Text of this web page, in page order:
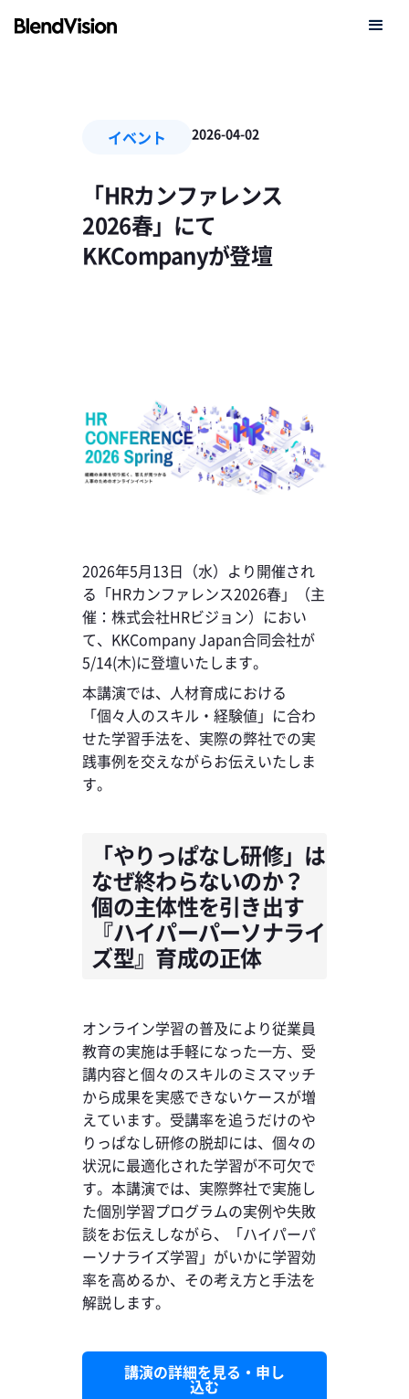
イベント 2026-04-02
「HRカンファレンス
2026春」にて
KKCompanyが登壇
2026年5月13日（水）より開催され
る「HRカンファレンス2026春」（主
催：株式会社HRビジョン）におい
て、KKCompany Japan合同会社が
5/14(木)に登壇いたします。
本講演では、人材育成における
「個々人のスキル・経験値」に合わ
せた学習手法を、実際の弊社での実
践事例を交えながらお伝えいたしま
す。
「やりっぱなし研修」は
なぜ終わらないのか？
個の主体性を引き出す
『ハイパーパーソナライ
ズ型』育成の正体
オンライン学習の普及により従業員
教育の実施は手軽になった一方、受
講内容と個々のスキルのミスマッチ
から成果を実感できないケースが増
えています。受講率を追うだけのや
りっぱなし研修の脱却には、個々の
状況に最適化された学習が不可欠で
す。本講演では、実際弊社で実施し
た個別学習プログラムの実例や失敗
談をお伝えしながら、「ハイパーパ
ーソナライズ学習」がいかに学習効
率を高めるか、その考え方と手法を
解説します。
講演の詳細を見る・申し
込む